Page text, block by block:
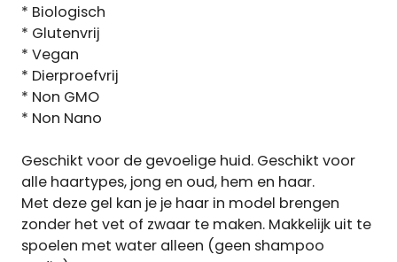
* Biologisch
* Glutenvrij
* Vegan
* Dierproefvrij
* Non GMO
* Non Nano
Geschikt voor de gevoelige huid. Geschikt voor
alle haartypes, jong en oud, hem en haar.
Met deze gel kan je je haar in model brengen
zonder het vet of zwaar te maken. Makkelijk uit te
spoelen met water alleen (geen shampoo